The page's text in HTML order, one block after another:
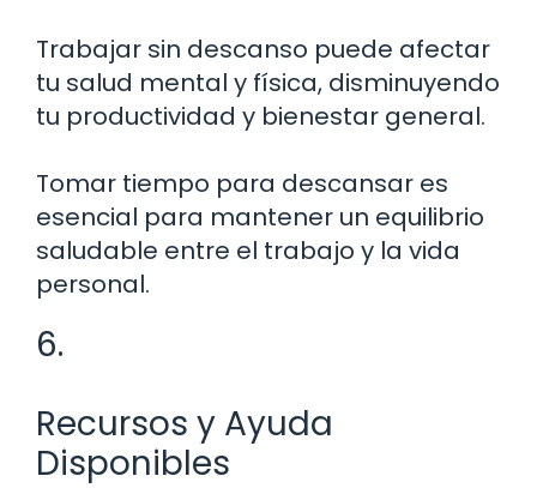
Trabajar sin descanso puede afectar
tu salud mental y física, disminuyendo
tu productividad y bienestar general.
Tomar tiempo para descansar es
esencial para mantener un equilibrio
saludable entre el trabajo y la vida
personal.
6.
Recursos y Ayuda
Disponibles